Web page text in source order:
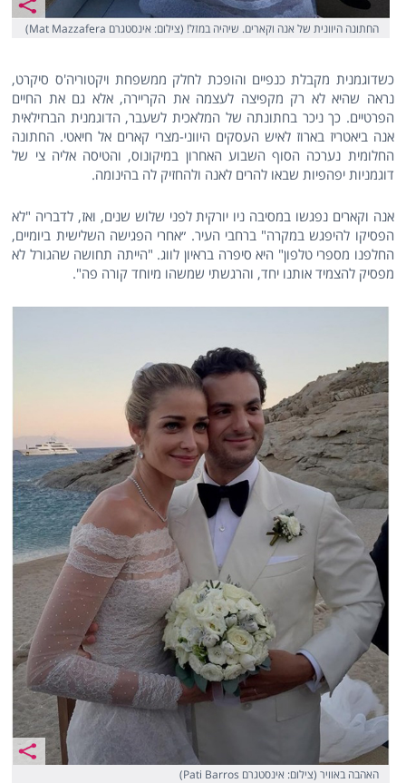
החתונה היוונית של אנה וקארים. שיהיה במזל! (צילום: אינסטגרם Mat Mazzafera)
כשדוגמנית מקבלת כנפיים והופכת לחלק ממשפחת ויקטוריה'ס סיקרט,
נראה שהיא לא רק מקפיצה לעצמה את הקריירה, אלא גם את החיים
הפרטיים. כך ניכר בחתונתה של המלאכית לשעבר, הדוגמנית הברזילאית
אנה ביאטריז בארוז לאיש העסקים היווני-מצרי קארים אל חיאטי. החתונה
החלומית נערכה הסוף השבוע האחרון במיקונוס, והטיסה אליה צי של
דוגמניות יפהפיות שבאו להרים לאנה ולהחזיק לה בהינומה.
אנה וקארים נפגשו במסיבה ניו יורקית לפני שלוש שנים, ואז, לדבריה "לא
הפסיקו להיפגש במקרה" ברחבי העיר. ״אחרי הפגישה השלישית ביומיים,
החלפנו מספרי טלפון" היא סיפרה בראיון לווג. "הייתה תחושה שהגורל לא
מפסיק להצמיד אותנו יחד, והרגשתי שמשהו מיוחד קורה פה".
האהבה באוויר (צילום: אינסטגרם Pati Barros)